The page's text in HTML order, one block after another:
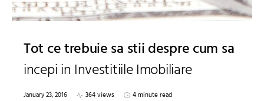
Tot ce trebuie sa stii despre cum sa
incepi in Investitiile Imobiliare
January 23, 2016 364 views
4 minute read